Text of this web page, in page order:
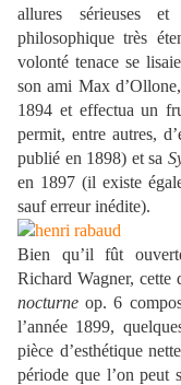
allures sérieuses
philosophique très
volonté tenace se
son ami Max
1894 et effectua un
permit, entre autres,
publié en 1898) et sa
en 1897 (il existe
sauf erreur inédite).
Bien qu’il fût
Richard Wagner,
nocturne op. 6
l’année 1899,
pièce d’esthétique
période que l’on peut